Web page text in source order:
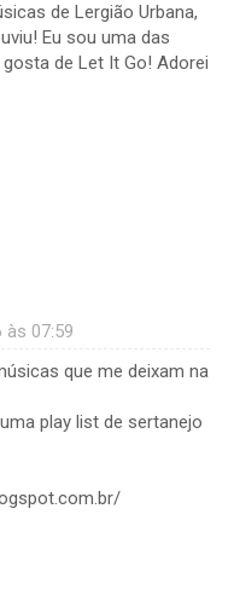
de Lergião Urbana,
Eu sou uma das
de Let It Go! Adorei
às 07:59
que me deixam na
play list de sertanejo